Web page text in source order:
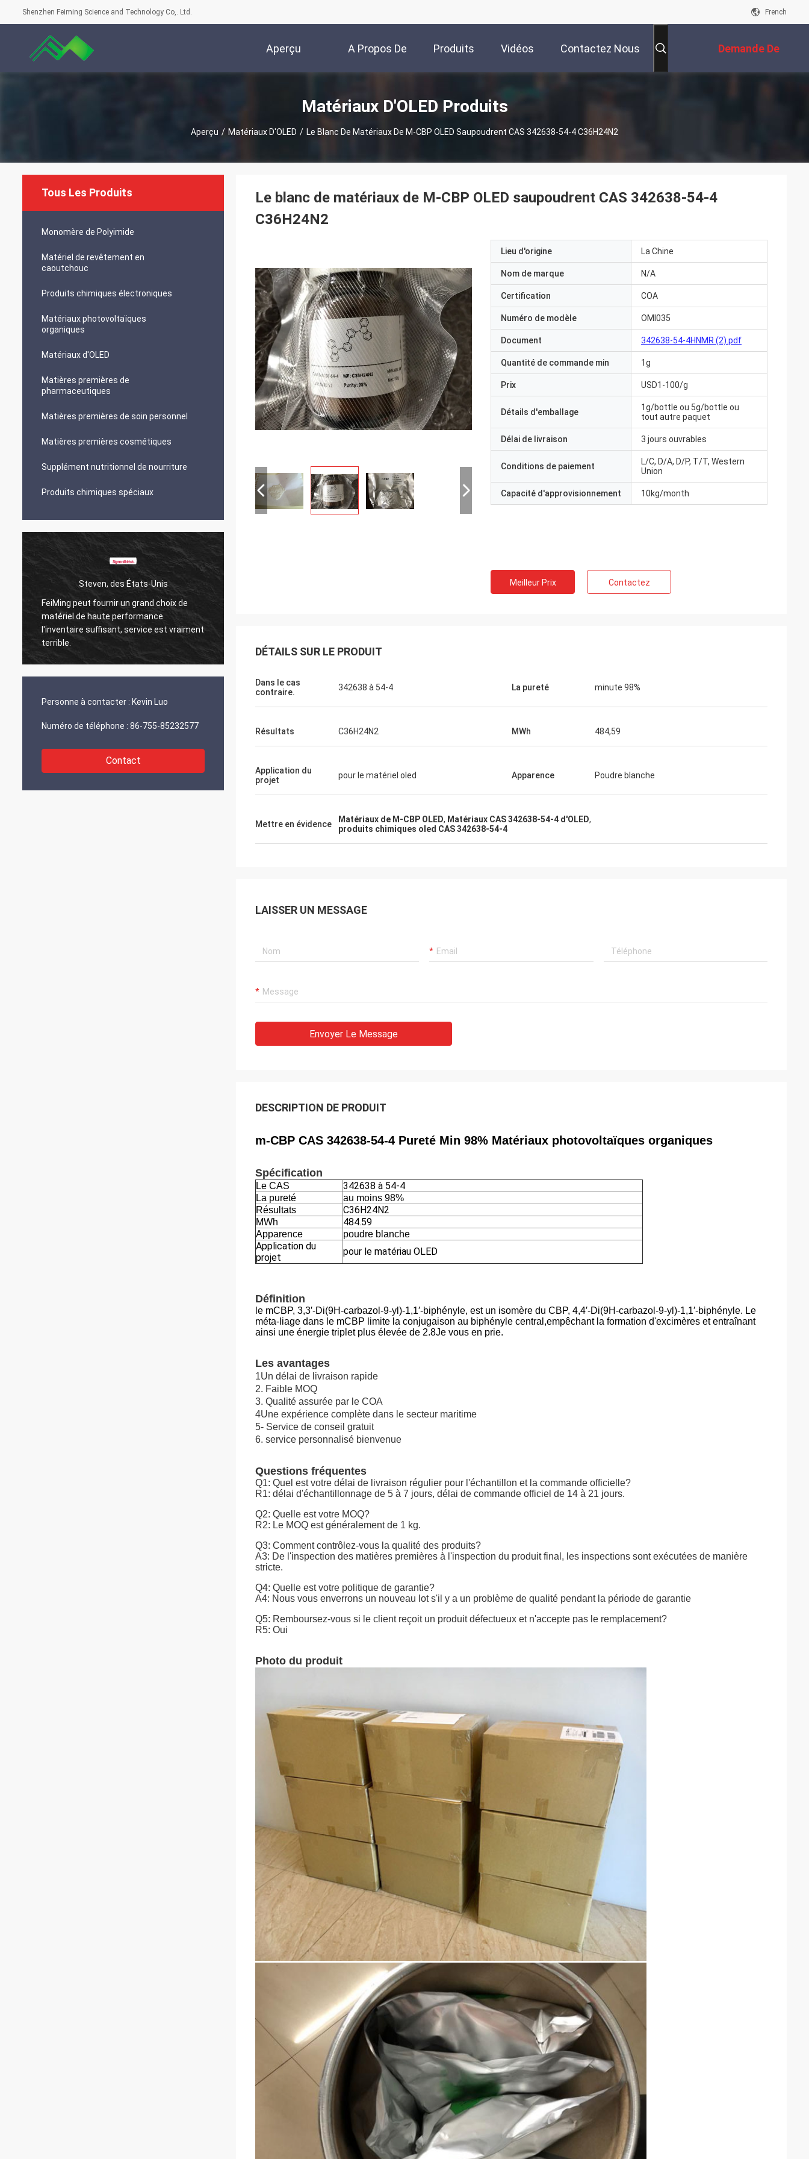
Shenzhen Feiming Science and Technology Co,. Ltd. French
Aperçu A Propos De
Nous
Produits Vidéos Contactez Nous Demande De
Soumission
Matériaux D'OLED Produits
Aperçu / Matériaux D'OLED / Le Blanc De Matériaux De M-CBP OLED Saupoudrent CAS 342638-54-4 C36H24N2
Tous Les Produits
Monomère de Polyimide
Matériel de revêtement en
caoutchouc
Produits chimiques électroniques
Matériaux photovoltaïques
organiques
Matériaux d'OLED
Matières premières de
pharmaceutiques
Matières premières de soin personnel
Matières premières cosmétiques
Supplément nutritionnel de nourriture
Produits chimiques spéciaux
Steven, des États-Unis
peut fournir un grand choix de
de haute performance
suffisant, service est vraiment
Tout va bien et les gens y travaillent.
Quand j'aurai des nouvelles, je les
partagerai directement avec vous.
après-vente.
Personne à contacter : Kevin Luo
Numéro de téléphone : 86-755-85232577
Contact
Le blanc de matériaux de M-CBP OLED saupoudrent CAS 342638-54-4
C36H24N2
Lieu d'origine La Chine
Nom de marque N/A
Certification COA
Numéro de modèle OMI035
Document 342638-54-4HNMR (2).pdf
Quantité de commande min 1g
Prix USD1-100/g
Détails d'emballage
1g/bottle ou 5g/bottle ou
tout autre paquet
Délai de livraison 3 jours ouvrables
Conditions de paiement
L/C, D/A, D/P, T/T, Western
Union
Capacité d'approvisionnement 10kg/month
Meilleur Prix Contactez
DÉTAILS SUR LE PRODUIT
Dans le cas
contraire.
342638 à 54-4 La pureté minute 98%
Résultats C36H24N2 MWh 484,59
Application du
projet
pour le matériel oled Apparence Poudre blanche
Mettre en évidence Matériaux de M-CBP OLED, Matériaux CAS 342638-54-4 d'OLED,
produits chimiques oled CAS 342638-54-4
LAISSER UN MESSAGE
Envoyer Le Message
DESCRIPTION DE PRODUIT
m-CBP CAS 342638-54-4 Pureté Min 98% Matériaux photovoltaïques organiques
Spécification
Le CAS 342638 à 54-4
La pureté
au moins 98%
Résultats
C36H24N2
MWh 484.59
Apparence poudre blanche
Application du
projet
pour le matériau OLED
Définition
le mCBP, 3,3′-Di(9H-carbazol-9-yl)-1,1′-biphényle, est un isomère du CBP, 4,4′-Di(9H-carbazol-9-yl)-1,1′-biphényle. Le
méta-liage dans le mCBP limite la conjugaison au biphényle central,empêchant la formation d'excimères et entraînant
ainsi une énergie triplet plus élevée de 2.8Je vous en prie.
Les avantages
1Un délai de livraison rapide
2. Faible MOQ
3. Qualité assurée par le COA
4Une expérience complète dans le secteur maritime
5- Service de conseil gratuit
6. service personnalisé bienvenue
Questions fréquentes
Q1: Quel est votre délai de livraison régulier pour l'échantillon et la commande officielle?
R1: délai d'échantillonnage de 5 à 7 jours, délai de commande officiel de 14 à 21 jours.
Q2: Quelle est votre MOQ?
R2: Le MOQ est généralement de 1 kg.
Q3: Comment contrôlez-vous la qualité des produits?
A3: De l'inspection des matières premières à l'inspection du produit final, les inspections sont exécutées de manière
stricte.
Q4: Quelle est votre politique de garantie?
A4: Nous vous enverrons un nouveau lot s'il y a un problème de qualité pendant la période de garantie
Q5: Remboursez-vous si le client reçoit un produit défectueux et n'accepte pas le remplacement?
R5: Oui
Photo du produit